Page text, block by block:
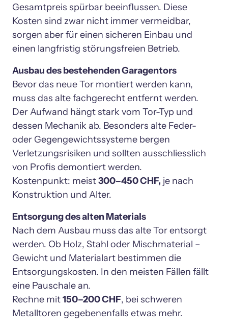
Gesamtpreis spürbar beeinflussen. Diese
Kosten sind zwar nicht immer vermeidbar,
sorgen aber für einen sicheren Einbau und
einen langfristig störungsfreien Betrieb.
Ausbau des bestehenden Garagentors
Bevor das neue Tor montiert werden kann,
muss das alte fachgerecht entfernt werden.
Der Aufwand hängt stark vom Tor-Typ und
dessen Mechanik ab. Besonders alte Feder-
oder Gegengewichtssysteme bergen
Verletzungsrisiken und sollten ausschliesslich
von Profis demontiert werden.
Kostenpunkt: meist 300–450 CHF, je nach
Konstruktion und Alter.
Entsorgung des alten Materials
Nach dem Ausbau muss das alte Tor entsorgt
werden. Ob Holz, Stahl oder Mischmaterial –
Gewicht und Materialart bestimmen die
Entsorgungskosten. In den meisten Fällen fällt
eine Pauschale an.
Rechne mit 150–200 CHF, bei schweren
Metalltoren gegebenenfalls etwas mehr.